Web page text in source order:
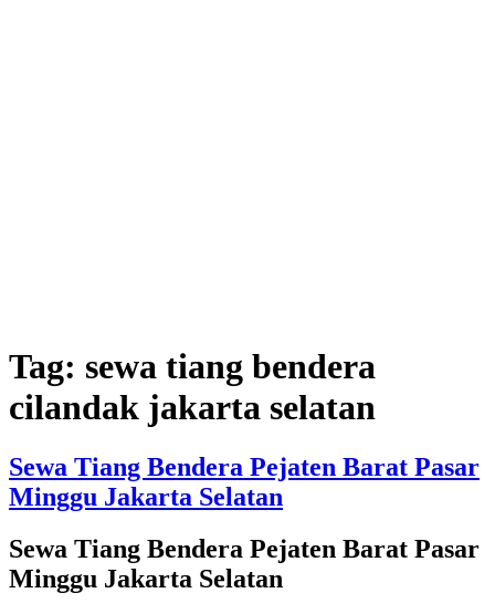
Tag: sewa tiang bendera
cilandak jakarta selatan
Sewa Tiang Bendera Pejaten Barat Pasar
Minggu Jakarta Selatan
Sewa Tiang Bendera Pejaten Barat Pasar
Minggu Jakarta Selatan